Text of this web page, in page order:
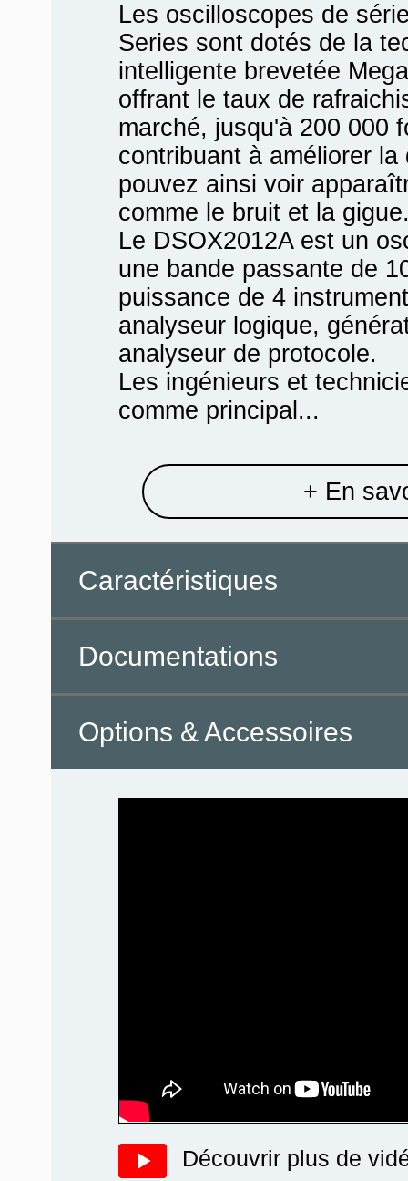
Les oscilloscopes de
Series sont dotés de la
intelligente brevetée
offrant le taux de
marché, jusqu'à 200 000
contribuant à améliorer
pouvez ainsi voir
comme le bruit et la
Le DSOX2012A est un
une bande passante de
puissance de 4
analyseur logique,
analyseur de protocole.
Les ingénieurs et
comme principal...
+ En
Caractéristiques
Documentations
Options & Accessoires
Découvrir plus de